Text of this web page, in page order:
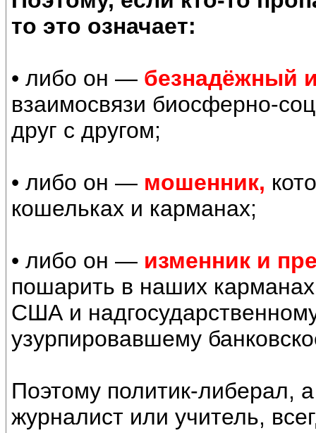
то это означает:
• либо он — безнадёжный
взаимосвязи биосферно-
друг с другом;
• либо он — мошенник,
кошельках и карманах;
• либо он — изменник и
пошарить в наших
США и
узурпировавшему
Поэтому политик-либерал,
журналист или учитель,